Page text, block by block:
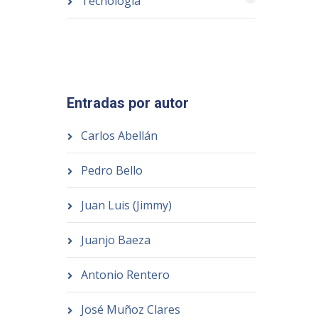
Entradas por autor
Carlos Abellán
Pedro Bello
Juan Luis (Jimmy)
Juanjo Baeza
Antonio Rentero
José Muñoz Clares